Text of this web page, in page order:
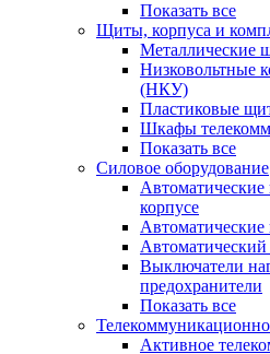
Показать все
Щиты, корпуса и
Металлические
Низковольтные
(НКУ)
Пластиковые
Шкафы
Показать все
Силовое оборудование
корпусе
Выключатели
предохранители
Показать все
Активное